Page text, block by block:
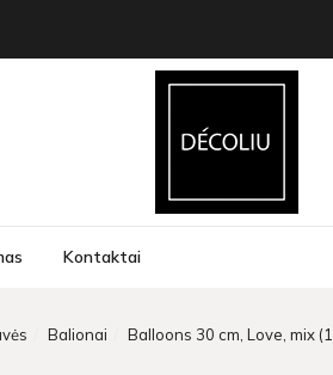
Kontaktai
Balionai Balloons 30 cm, Love, mix